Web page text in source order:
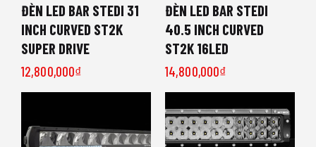
ĐÈN LED BAR STEDI 31
INCH CURVED ST2K
SUPER DRIVE
12,800,000₫
ĐÈN LED BAR STEDI
40.5 INCH CURVED
ST2K 16LED
14,800,000₫